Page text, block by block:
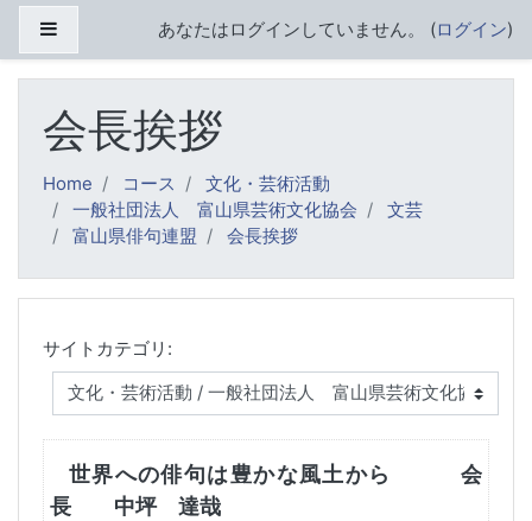
メインコンテンツへスキップする
サイドパネルあなたはログインしていません。 (ログイン)
会長挨拶
Home コース
文化・芸術活動
一般社団法人 富山県芸術文化協会
文芸
富山県俳句連盟
会長挨拶
サイトカテゴリ:
世界への俳句は豊かな風土から 会
長 中坪 達哉